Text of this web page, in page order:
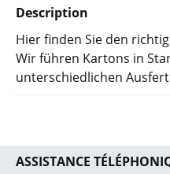
Description
Hier finden Sie den
Wir führen Kartons in
unterschiedlichen
ASSISTANCE